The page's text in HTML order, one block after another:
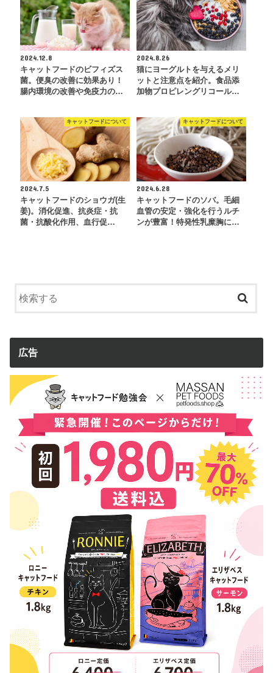
2024.12.8
キャットフードのビフィズス
菌。便臭の改善に効果あり！
腸内環境の改善や免疫力の…
2024.8.26
猫にヨーグルトを与えるメリ
ットと注意点を紹介。食品添
加物プロピレングリコール…
キャットフードについて
2024.7.5
キャットフードのショウガ(生
姜)。消化促進、抗炎症・抗
菌・抗酸化作用、血行促…
キャットフードについて
2024.6.28
キャットフードのソバ。毛細
血管の安定・強化を行うルチ
ンが豊富！特発性乳糜胸に…
広告